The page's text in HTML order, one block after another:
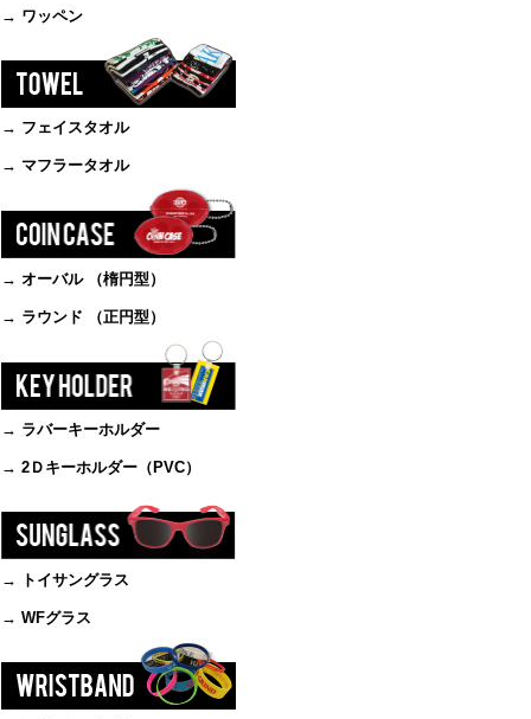
→ ワッペン
→ フェイスタオル
→ マフラータオル
→ オーバル （楕円型）
→ ラウンド （正円型）
→ ラバーキーホルダー
→ 2Ｄキーホルダー（PVC）
→ トイサングラス
→ WFグラス